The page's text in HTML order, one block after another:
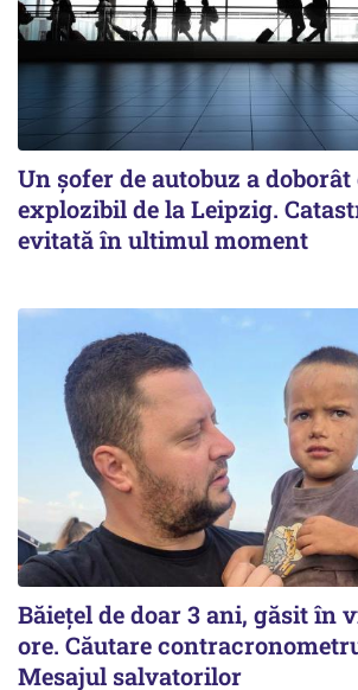
Un șofer de autobuz a
explozibil de la Leipzig.
evitată în ultimul moment
Băiețel de doar 3 ani, găsit în
ore. Căutare
Mesajul salvatorilor